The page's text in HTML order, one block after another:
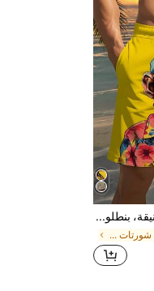
شورتات شاطئ أنيقة، بنطلونات شاطئ كاجوال مطبوعة ثلاثية الأبعاد، مناسبة للشارع الصيفي، أنيقة ومريحة، مثالية لعطلة المالديف وهاواي، تصميم بسيط
في حيوان شورتات الشاطئ الرجالية